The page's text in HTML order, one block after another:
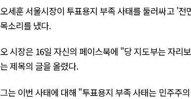
오세훈 서울시장이 투표용지 부족 사태를 둘러싸고 '
목소리를 냈다.
오 시장은 16일 자신의 페이스북에 "당 지도부는 자리
는 제목의 글을 올렸다.
그는 이번 사태에 대해 "투표용지 부족 사태는 민주주